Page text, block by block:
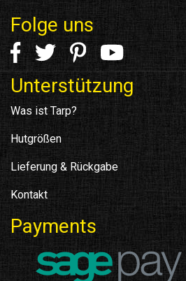
Folge uns
Unterstützung
Was ist Tarp?
Hutgrößen
Lieferung & Rückgabe
Kontakt
Payments